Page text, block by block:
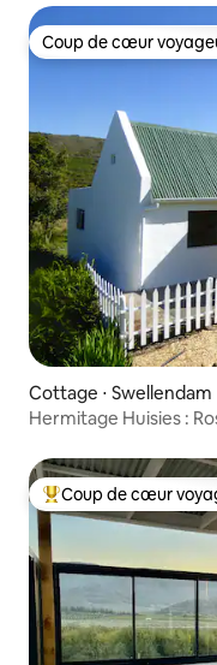
Coup de cœur
Coup de cœur
Cottage ⋅ Swellendam
Hermitage Huisies :
Coups de cœur
Coup de cœur